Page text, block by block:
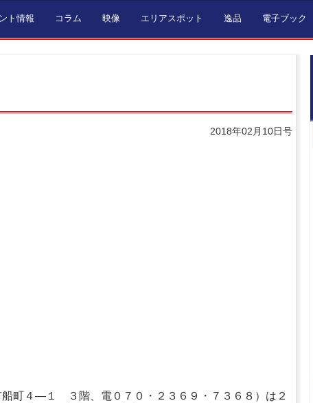
ト情報 コラム 映像 エリアスポット 逸品 電子ブック
2018年02月10日号
町４―１ ３階、電０７０・２３６９・７３６８）は２